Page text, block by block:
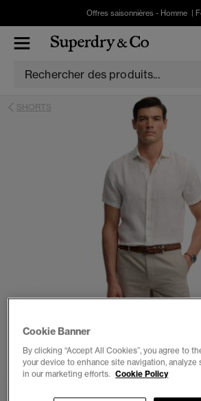
Offres saisonnières - Homme
SHORTS
Cookie Banner
By clicking “Accept All Cookies”, you agree to
your device to enhance site navigation, analyze
in our marketing efforts. Cookie Policy